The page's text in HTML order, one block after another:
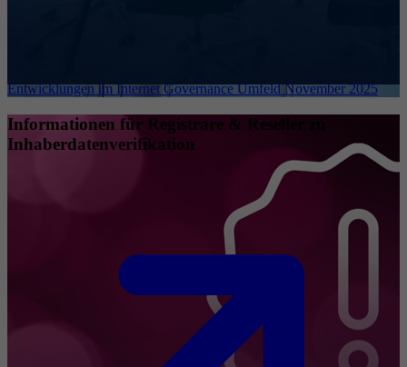
Entwicklungen im Internet Governance Umfeld November 2025
Informationen für Registrare & Reseller zu
Inhaberdatenverifikation